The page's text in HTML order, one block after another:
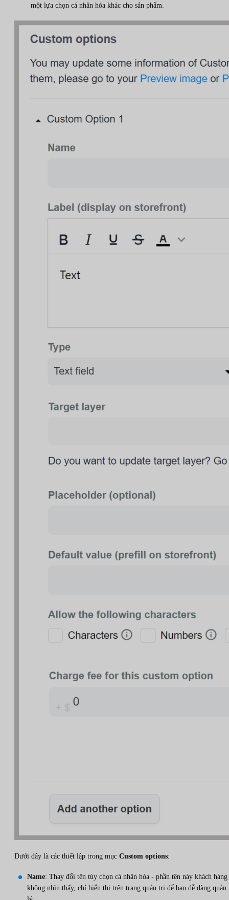
một lựa chọn cá nhân hóa khác cho sản phẩm.
Dưới đây là các thiết lập trong mục Custom options:
Name: Thay đổi tên tùy chọn cá nhân hóa - phần tên này khách hàng
không nhìn thấy, chỉ hiển thị trên trang quản trị để bạn dễ dàng quản